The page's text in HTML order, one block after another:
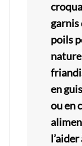
garnis
poils
en
ou en